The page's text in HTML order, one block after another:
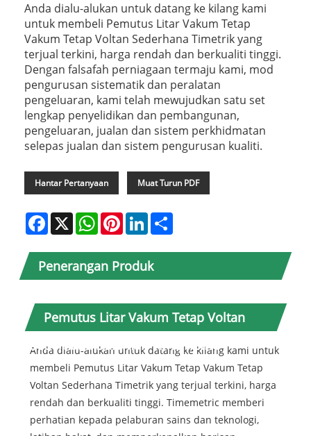
Anda dialu-alukan untuk datang ke kilang kami
untuk membeli Pemutus Litar Vakum Tetap
Vakum Tetap Voltan Sederhana Timetrik yang
terjual terkini, harga rendah dan berkualiti tinggi.
Dengan falsafah perniagaan termaju kami, mod
pengurusan sistematik dan peralatan
pengeluaran, kami telah mewujudkan satu set
lengkap penyelidikan dan pembangunan,
pengeluaran, jualan dan sistem perkhidmatan
selepas jualan dan sistem pengurusan kualiti.
Hantar Pertanyaan Muat Turun PDF
Facebook
X WhatsAppPinterestLinkedIn
Penerangan Produk
Pemutus Litar Vakum Tetap Voltan
Sederhana Dalaman Timemetric
Anda dialu-alukan untuk datang ke kilang kami untuk
membeli Pemutus Litar Vakum Tetap Vakum Tetap
Voltan Sederhana Timetrik yang terjual terkini, harga
rendah dan berkualiti tinggi. Timemetric memberi
perhatian kepada pelaburan sains dan teknologi,